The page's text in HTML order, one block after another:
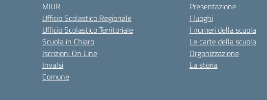
MIUR
Ufficio Scolastico Regionale
Ufficio Scolastico Territoriale
Scuola in Chiaro
Iscrizioni On Line
Invalsi
Comune
Presentazione
I luoghi
I numeri della scuola
Le carte della scuola
Organizzazione
La storia